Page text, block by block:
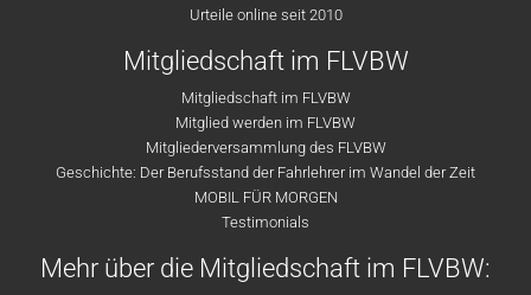
Urteile online seit 2010
Mitgliedschaft im FLVBW
Mitgliedschaft im FLVBW
Mitglied werden im FLVBW
Mitgliederversammlung des FLVBW
Geschichte: Der Berufsstand der Fahrlehrer im Wandel der Zeit
MOBIL FÜR MORGEN
Testimonials
Mehr über die Mitgliedschaft im FLVBW: